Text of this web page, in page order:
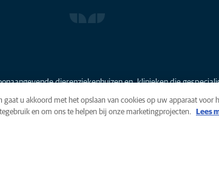
dierenziekenhuizen en -klinieken die
gaat u akkoord met het opslaan van cookies op uw apparaat voor
en om ons te helpen bij onze marketingprojecten.
Lees